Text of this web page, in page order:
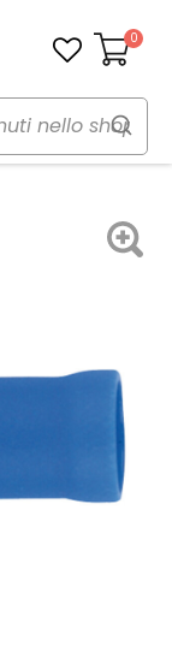
Carrello
0